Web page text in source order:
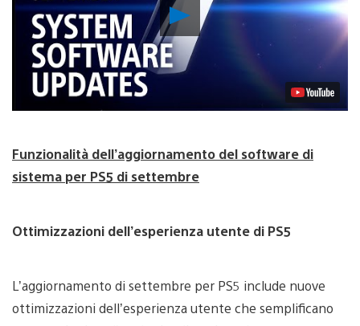
Riproduci
video
Funzionalità dell’aggiornamento del software di
sistema per PS5 di settembre
Ottimizzazioni dell’esperienza utente di PS5
L’aggiornamento di settembre per PS5 include nuove
ottimizzazioni dell’esperienza utente che semplificano